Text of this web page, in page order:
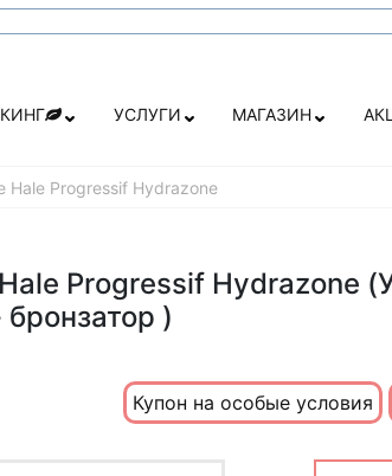
УСЛУГИ МАГАЗИН
Hale Progressif Hydrazone
Progressif Hydrazone
)
Купон на особые условия